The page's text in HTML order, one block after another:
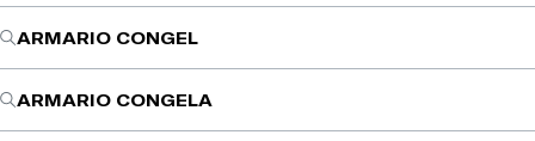
ARMARIO CONGEL
ARMARIO CONGELA